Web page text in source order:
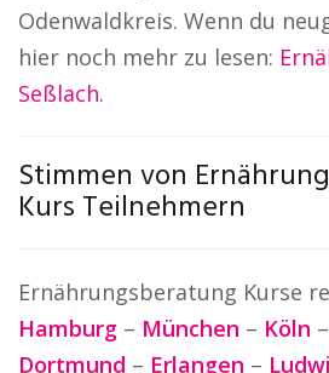
Odenwaldkreis. Wenn du
hier noch mehr zu lesen:
Seßlach.
Stimmen von
Kurs Teilnehmern
Ernährungsberatung Kurse
Hamburg – München – Köln –
Dortmund – Erlangen –